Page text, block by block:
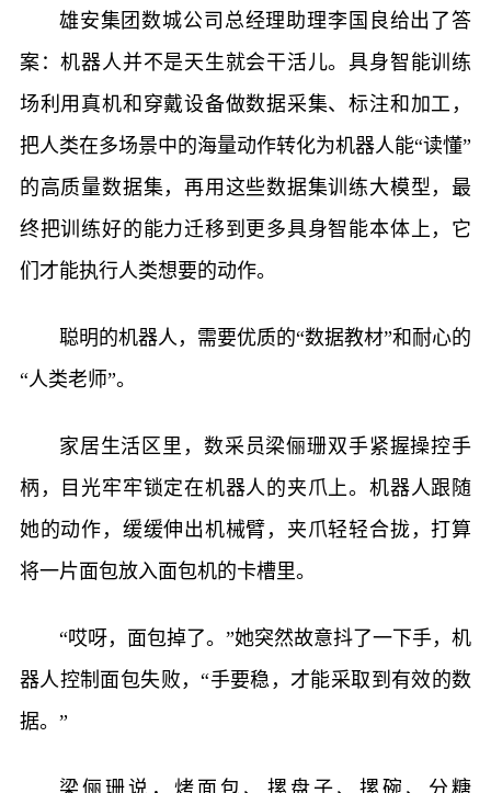
雄安集团数城公司总经理助理李国良给出了答
案：机器人并不是天生就会干活儿。具身智能训练
场利用真机和穿戴设备做数据采集、标注和加工，
把人类在多场景中的海量动作转化为机器人能“读懂”
的高质量数据集，再用这些数据集训练大模型，最
终把训练好的能力迁移到更多具身智能本体上，它
们才能执行人类想要的动作。
聪明的机器人，需要优质的“数据教材”和耐心的
“人类老师”。
家居生活区里，数采员梁俪珊双手紧握操控手
柄，目光牢牢锁定在机器人的夹爪上。机器人跟随
她的动作，缓缓伸出机械臂，夹爪轻轻合拢，打算
将一片面包放入面包机的卡槽里。
“哎呀，面包掉了。”她突然故意抖了一下手，机
器人控制面包失败，“手要稳，才能采取到有效的数
据。”
梁俪珊说，烤面包、摞盘子、摞碗、分糖